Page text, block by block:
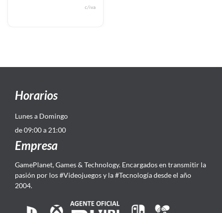
c/iva
Horarios
Lunes a Domingo
de 09:00 a 21:00
Empresa
GamePlanet, Games & Technology. Encargados en transmitir la
pasión por los #Videojuegos y la #Tecnología desde el año
2004.